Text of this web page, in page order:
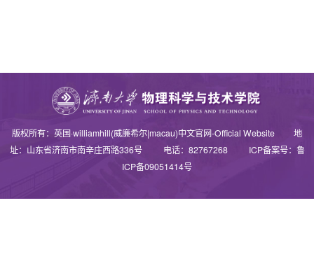
版权所有：英国·williamhill(威廉希尔|macau)中文官网-Official Website 地
址：山东省济南市南辛庄西路336号 电话：82767268 ICP备案号：鲁
ICP备09051414号